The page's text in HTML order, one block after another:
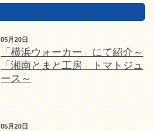
05月20日
「横浜ウォーカー」にて紹介～
「湘南とまと工房」トマトジュ
ース～
05月20日